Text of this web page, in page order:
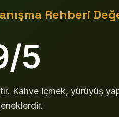
Rehberi
5
Kahve içmek, yürüyüş